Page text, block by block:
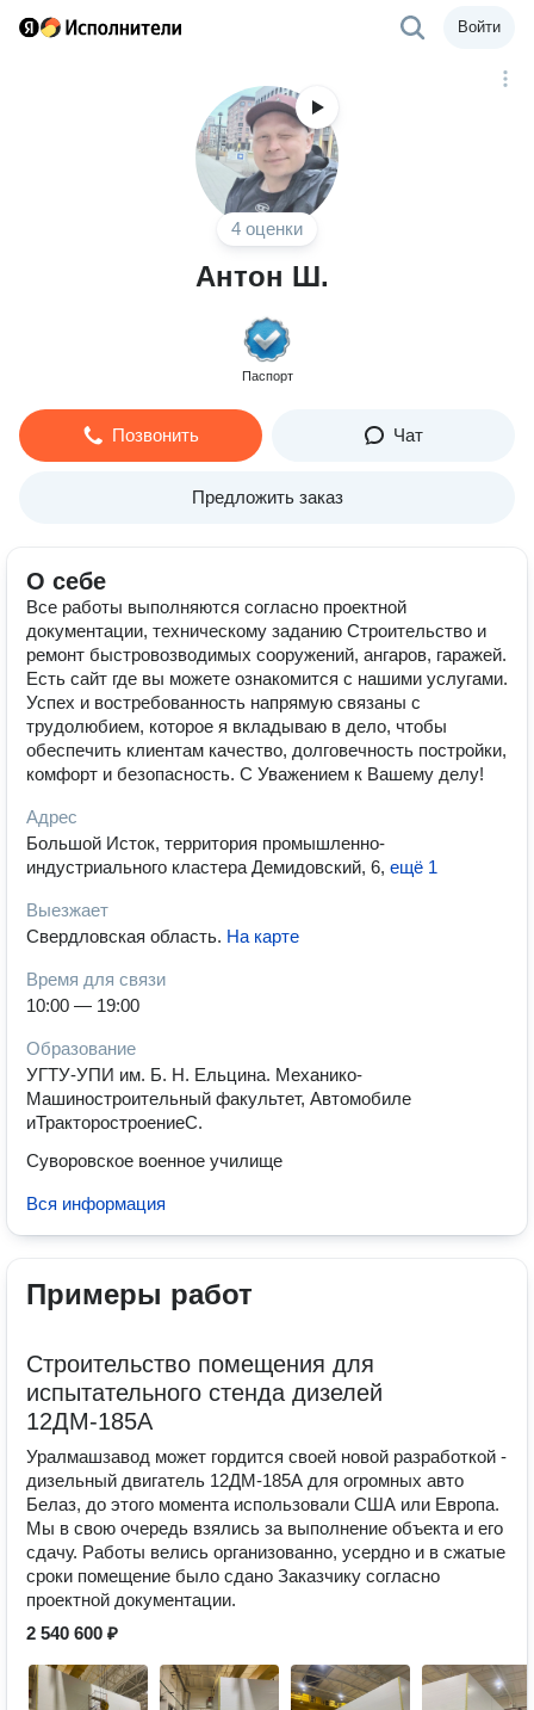
Войти
4 оценки
Антон Ш.
Паспорт
Позвонить Чат
Предложить заказ
О себе
Все работы выполняются согласно проектной
документации, техническому заданию Строительство и
ремонт быстровозводимых сооружений, ангаров, гаражей.
Есть сайт где вы можете ознакомится с нашими услугами.
Успех и востребованность напрямую связаны с
трудолюбием, которое я вкладываю в дело, чтобы
обеспечить клиентам качество, долговечность постройки,
комфорт и безопасность. С Уважением к Вашему делу!
Адрес
Большой Исток, территория промышленно-
индустриального кластера Демидовский, 6, ещё 1
Выезжает
Свердловская область. На карте
Время для связи
10:00 — 19:00
Образование
УГТУ-УПИ им. Б. Н. Ельцина. Механико-
Машиностроительный факультет, Автомобиле
иТракторостроениеС.
Суворовское военное училище
Вся информация
Примеры работ
Строительство помещения для
испытательного стенда дизелей
12ДМ-185А
Уралмашзавод может гордится своей новой разработкой -
дизельный двигатель 12ДМ-185А для огромных авто
Белаз, до этого момента использовали США или Европа.
Мы в свою очередь взялись за выполнение объекта и его
сдачу. Работы велись организованно, усердно и в сжатые
сроки помещение было сдано Заказчику согласно
проектной документации.
2 540 600 ₽